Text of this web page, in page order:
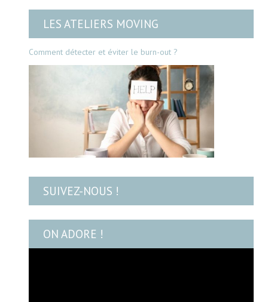
LES ATELIERS MOVING
Comment détecter et éviter le burn-out ?
SUIVEZ-NOUS !
ON ADORE !